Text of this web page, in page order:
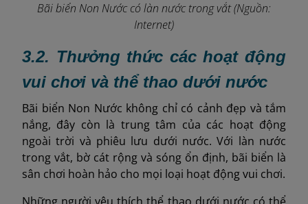
Bãi biển Non Nước có làn nước trong vắt (Nguồn:
Internet)
3.2. Thưởng thức các hoạt động
vui chơi và thể thao dưới nước
Bãi biển Non Nước không chỉ có cảnh đẹp và tắm
nắng, đây còn là trung tâm của các hoạt động
ngoài trời và phiêu lưu dưới nước. Với làn nước
trong vắt, bờ cát rộng và sóng ổn định, bãi biển là
sân chơi hoàn hảo cho mọi loại hoạt động vui chơi.